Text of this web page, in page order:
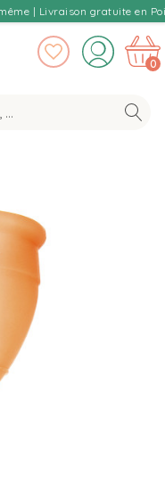
| Livraison gratuite en
0